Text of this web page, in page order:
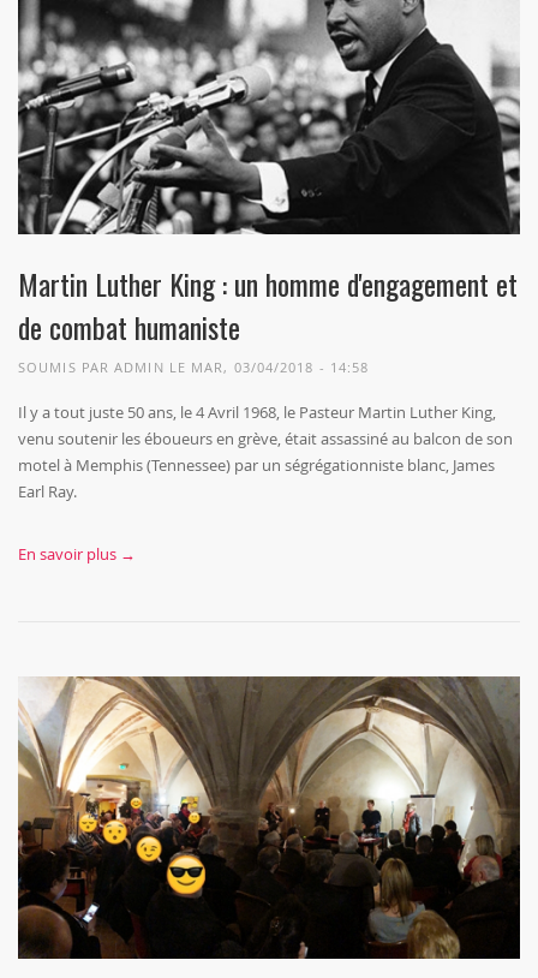
Martin Luther King : un homme d'engagement et
de combat humaniste
SOUMIS PARADMIN LE MAR, 03/04/2018 - 14:58
Il y a tout juste 50 ans, le 4 Avril 1968, le Pasteur Martin Luther King,
venu soutenir les éboueurs en grève, était assassiné au balcon de son
motel à Memphis (Tennessee) par un ségrégationniste blanc, James
Earl Ray.
En savoir plus →